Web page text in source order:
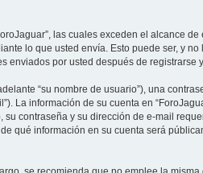
las cuales exceden el alcance
lo que usted envía. Esto puede ser, y
enviados por usted después de
“su nombre de usuario”), una
La información de su cuenta en
contraseña y su dirección de e-mail
qué información en su cuenta será